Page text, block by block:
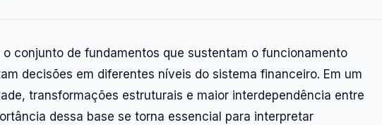
conjunto de fundamentos que sustentam o funcionamento
decisões em diferentes níveis do sistema financeiro. Em um
transformações estruturais e maior interdependência entre
dessa base se torna essencial para interpretar